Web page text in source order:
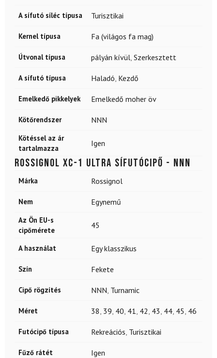
A sífutó síléc típusa Turisztikai
Kernel típusa Fa (világos fa mag)
Útvonal típusa pályán kívül Szerkesztett
A sífutó típusa Haladó Kezdő
Emelkedő pikkelyek Emelkedő moher öv
Kötőrendszer NNN
Kötéssel az ár
tartalmazza
Igen
ROSSIGNOL XC-1 Ultra sífutócipő - NNN
Márka Rossignol
Nem Egynemű
Az Ön EU-s
cipőmérete
45
A használat Egy klasszikus
Szín Fekete
Cipő rögzítés NNN Turnamic
Méret 38 39 40 41 42 43 44 45 46
Futócipő típusa Rekreációs Turisztikai
Fűző rátét Igen